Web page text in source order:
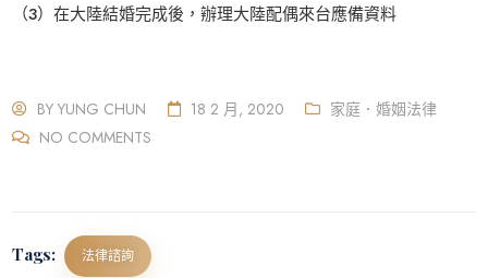
（3）在大陸結婚完成後，辦理大陸配偶來台應備資料
BYYUNG CHUN 18 2 月, 2020
家庭．婚姻法律
NO COMMENTS
Tags: 法律諮詢